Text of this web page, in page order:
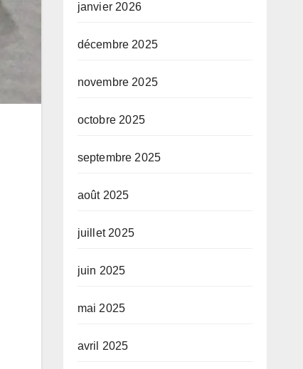
janvier 2026
décembre 2025
novembre 2025
octobre 2025
septembre 2025
août 2025
juillet 2025
juin 2025
mai 2025
avril 2025